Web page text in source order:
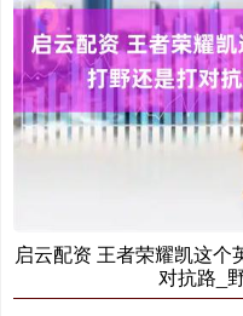
启云配资 王者荣耀凯这
对抗路_